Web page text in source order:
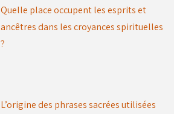
Quelle place occupent les esprits et
ancêtres dans les croyances spirituelles
?
L’origine des phrases sacrées utilisées